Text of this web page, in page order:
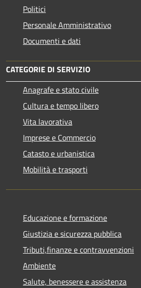
Politici
Personale Amministrativo
Documenti e dati
CATEGORIE DI SERVIZIO
Anagrafe e stato civile
Cultura e tempo libero
Vita lavorativa
Imprese e Commercio
Catasto e urbanistica
Mobilità e trasporti
Educazione e formazione
Giustizia e sicurezza pubblica
Tributi,finanze e contravvenzioni
Ambiente
Salute, benessere e assistenza